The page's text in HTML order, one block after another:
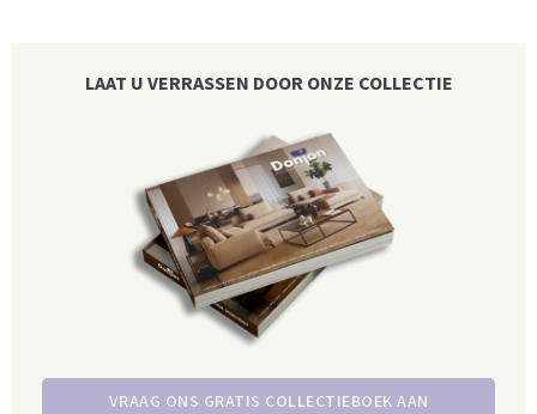
LAAT U VERRASSEN DOOR ONZE COLLECTIE
VRAAG ONS GRATIS COLLECTIEBOEK AAN